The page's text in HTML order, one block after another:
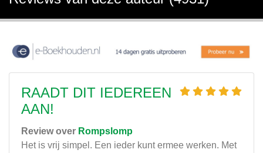
RAADT DIT IEDEREEN
AAN!
Review over Rompslomp
Het is vrij simpel. Een ieder kunt ermee werken. Met